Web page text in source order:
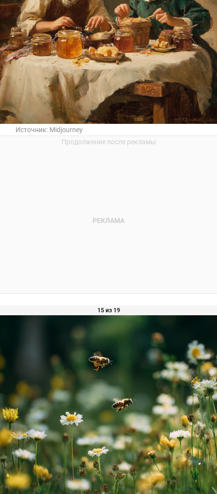
Источник: Midjourney
15 из 19